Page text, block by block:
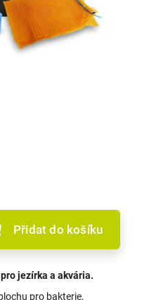
Přidat do košíku
jezírka a akvária.
pro bakterie,